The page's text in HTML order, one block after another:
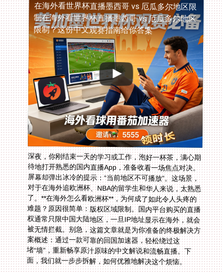
在海外看世界杯直播墨西哥 vs 厄瓜多尔地区限
制在海外看世界杯直播墨西哥 vs 厄瓜多尔地区
限制？这份中文观赛指南给你答案
深夜，你刚结束一天的学习或工作，泡好一杯茶，满心期
待地打开熟悉的国内直播App，准备收看一场焦点对决。
屏幕却弹出冰冷的提示：“当前地区不可播放”。这场景，
对于在海外追欧洲杯、NBA的留学生和华人来说，太熟悉
了。**在海外怎么看欧洲杯**，为何成了如此令人头疼的
难题？原因很简单：版权区域限制。国内平台购买的直播
权通常只限中国大陆地区，一旦IP地址显示在海外，就会
被无情拦截。别急，这篇文章就是为你准备的终极解决方
案概述：通过一款可靠的回国加速器，轻松绕过这
堵“墙”，重新畅享原汁原味的中文解说和流畅直播。下
面，我们就一步步拆解，如何优雅地解决这个烦恼。